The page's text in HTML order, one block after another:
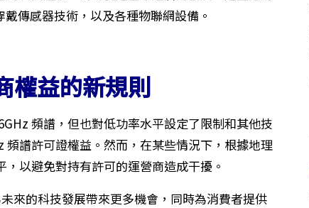
傳感器技術，以及各種物聯網設備。
權益的新規則
頻譜，但也對低功率水平設定了限制和其他技
譜許可證權益。然而，在某些情況下，根據地理
以避免對持有許可的運營商造成干擾。
來的科技發展帶來更多機會，同時為消費者提供